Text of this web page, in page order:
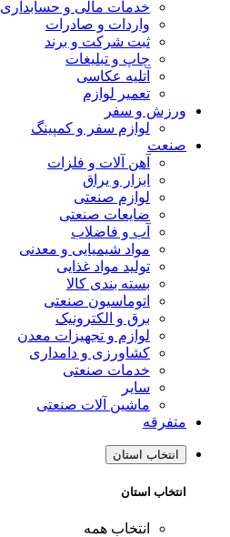
خدمات مالی و حسابداری
واردات و صادرات
ثبت شرکت و برند
چاپ و تبلیغات
آتلیه عکاسی
تعمیر لوازم
ورزش و سفر
لوازم سفر و کمپینگ
صنعت
آهن آلات و فلزات
ابزار و یراق
لوازم صنعتی
ضایعات صنعتی
آب و فاضلاب
مواد شیمیایی و معدنی
تولید مواد غذایی
بسته بندی کالا
اتوماسیون صنعتی
برق و الکترونیک
لوازم و تجهیزات معدن
کشاورزی و دامداری
خدمات صنعتی
سایر
ماشین آلات صنعتی
متفرقه
انتخاب استان
انتخاب استان
انتخاب همه